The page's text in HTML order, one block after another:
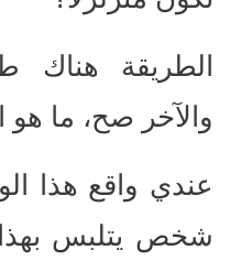
الطريقة هناك
والآخر صح، ما
عندي واقع هذا
شخص يتلبس بهذا